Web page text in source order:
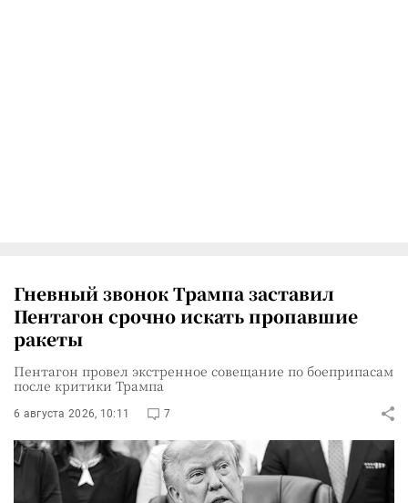
Гневный звонок Трампа заставил
Пентагон срочно искать пропавшие
ракеты
Пентагон провел экстренное совещание по боеприпасам
после критики Трампа
6 августа 2026, 10:11 7